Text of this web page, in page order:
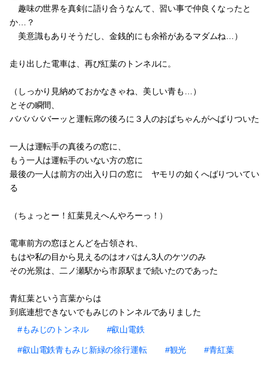
趣味の世界を真剣に語り合うなんて、習い事で仲良くなったと
か…？
美意識もありそうだし、金銭的にも余裕があるマダムね…）
走り出した電車は、再び紅葉のトンネルに。
（しっかり見納めておかなきゃね、美しい青も…）
とその瞬間、
バババババーッと運転席の後ろに３人のおばちゃんがへばりついた
一人は運転手の真後ろの窓に、
もう一人は運転手のいない方の窓に
最後の一人は前方の出入り口の窓に ヤモリの如くへばりついてい
る
（ちょっとー！紅葉見えへんやろーっ！）
電車前方の窓ほとんどを占領され、
もはや私の目から見えるのはオバはん3人のケツのみ
その光景は、二ノ瀬駅から市原駅まで続いたのであった
青紅葉という言葉からは
到底連想できないでもみじのトンネルでありました
#もみじのトンネル
#叡山電鉄
#叡山電鉄青もみじ新緑の徐行運転 #観光 #青紅葉